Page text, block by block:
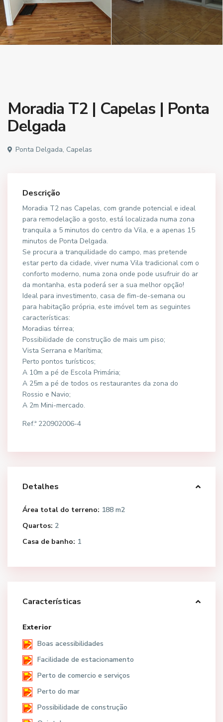
Moradia T2 | Capelas | Ponta
Delgada
Ponta Delgada, Capelas
Descrição
Moradia T2 nas Capelas, com grande potencial e ideal
para remodelação a gosto, está localizada numa zona
tranquila a 5 minutos do centro da Vila, e a apenas 15
minutos de Ponta Delgada.
Se procura a tranquilidade do campo, mas pretende
estar perto da cidade, viver numa Vila tradicional com o
conforto moderno, numa zona onde pode usufruir do ar
da montanha, esta poderá ser a sua melhor opção!
Ideal para investimento, casa de fim-de-semana ou
para habitação própria, este imóvel tem as seguintes
características:
Moradias térrea;
Possibilidade de construção de mais um piso;
Vista Serrana e Marítima;
Perto pontos turísticos;
A 10m a pé de Escola Primária;
A 25m a pé de todos os restaurantes da zona do
Rossio e Navio;
A 2m Mini-mercado.
Ref.ª 220902006-4
Detalhes
Área total do terreno: 188 m2
Quartos: 2
Casa de banho: 1
Características
Exterior
Boas acessibilidades
Facilidade de estacionamento
Perto de comercio e serviços
Perto do mar
Possibilidade de construção